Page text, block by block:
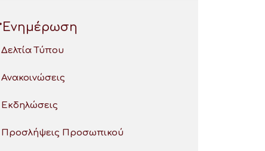
Ενημέρωση
Δελτία Τύπου
Ανακοινώσεις
Εκδηλώσεις
Προσλήψεις Προσωπικού